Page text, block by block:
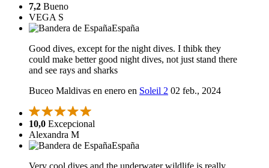
7,2 Bueno
VEGA S
España
Good dives, except for the night dives. I thibk they
could make better good night dives, not just stand there
and see rays and sharks
Buceo Maldivas en enero en Soleil 2 02 feb., 2024
10,0 Excepcional
Alexandra M
España
Very cool dives and the underwater wildlife is really